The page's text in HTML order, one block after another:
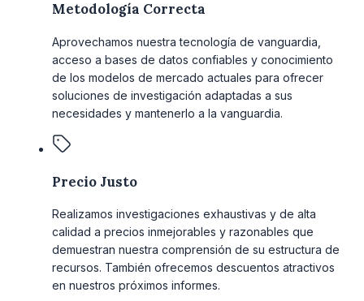
Metodología Correcta
Aprovechamos nuestra tecnología de vanguardia,
acceso a bases de datos confiables y conocimiento
de los modelos de mercado actuales para ofrecer
soluciones de investigación adaptadas a sus
necesidades y mantenerlo a la vanguardia.
Precio Justo
Realizamos investigaciones exhaustivas y de alta
calidad a precios inmejorables y razonables que
demuestran nuestra comprensión de su estructura de
recursos. También ofrecemos descuentos atractivos
en nuestros próximos informes.